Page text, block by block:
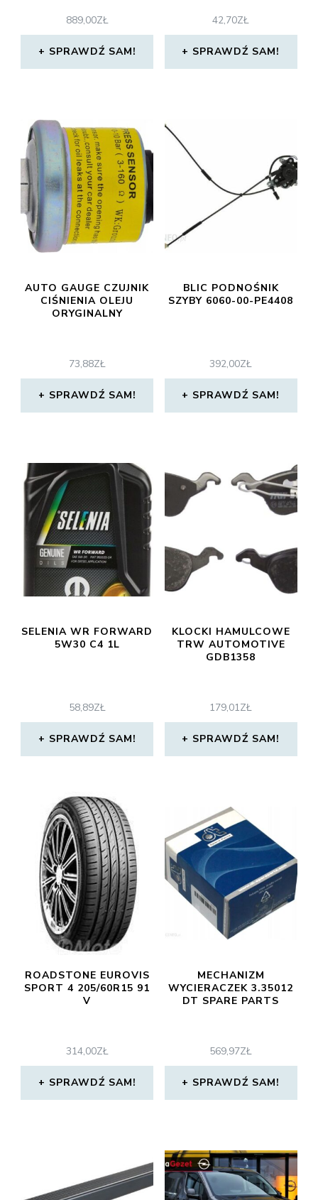
889,00ZŁ
SPRAWDŹ SAM!
42,70ZŁ
SPRAWDŹ SAM!
AUTO GAUGE CZUJNIK
CIŚNIENIA OLEJU
ORYGINALNY
73,88ZŁ
SPRAWDŹ SAM!
BLIC PODNOŚNIK
SZYBY 6060-00-PE4408
392,00ZŁ
SPRAWDŹ SAM!
SELENIA WR FORWARD
5W30 C4 1L
58,89ZŁ
SPRAWDŹ SAM!
KLOCKI HAMULCOWE
TRW AUTOMOTIVE
GDB1358
179,01ZŁ
SPRAWDŹ SAM!
ROADSTONE EUROVIS
SPORT 4 205/60R15 91
V
314,00ZŁ
SPRAWDŹ SAM!
MECHANIZM
WYCIERACZEK 3.35012
DT SPARE PARTS
569,97ZŁ
SPRAWDŹ SAM!